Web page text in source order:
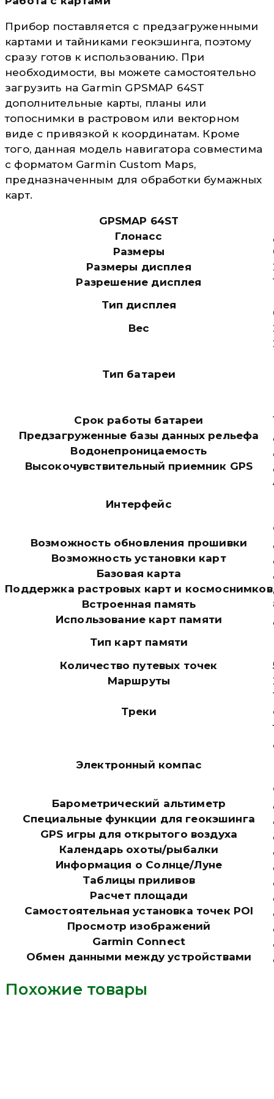
Прибор поставляется с предзагруженными
картами и тайниками геокэшинга, поэтому
сразу готов к использованию. При
необходимости, вы можете самостоятельно
загрузить на Garmin GPSMAP 64ST
дополнительные карты, планы или
топоснимки в растровом или векторном
виде с привязкой к координатам. Кроме
того, данная модель навигатора совместима
с форматом Garmin Custom Maps,
предназначенным для обработки бумажных
карт.
GPSMAP 64ST
Глонасс
Размеры
Размеры дисплея
Разрешение дисплея
Тип дисплея
Вес
Тип батареи
Срок работы батареи
Предзагруженные базы данных рельефа
Водонепроницаемость
Высокочувствительный приемник GPS
Интерфейс
Возможность обновления прошивки
Возможность установки карт
Базовая карта
Поддержка растровых карт и космоснимков
Встроенная память
Использование карт памяти
Тип карт памяти
Количество путевых точек
Маршруты
Треки
Электронный компас
Барометрический альтиметр
Специальные функции для геокэшинга
GPS игры для открытого воздуха
Календарь охоты/рыбалки
Информация о Солнце/Луне
Таблицы приливов
Расчет площади
Самостоятельная установка точек POI
Просмотр изображений
Garmin Connect
Обмен данными между устройствами
Похожие товары